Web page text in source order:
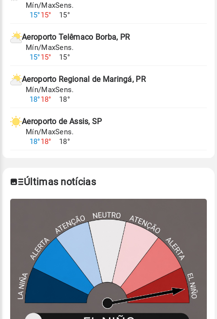
Para obter mais informações sobre os dados
Mín/Max
15°15°
Sens.
15°
Aeroporto Telêmaco Borba, PR
Mín/Max
15°15°
Sens.
15°
Aeroporto Regional de Maringá, PR
Mín/Max
18°18°
Sens.
18°
Aeroporto de Assis, SP
Mín/Max
18°18°
Sens.
18°
Últimas notícias